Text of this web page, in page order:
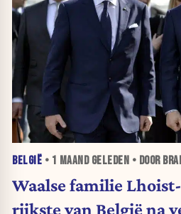
BELGIË • 1 MAANDGELEDEN • DOOR
Waalse familie
rijkste van België na